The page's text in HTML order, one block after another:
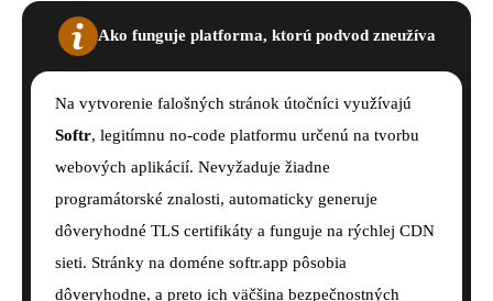
Ako funguje platforma, ktorú podvod zneužíva
Na vytvorenie falošných stránok útočníci využívajú
Softr, legitímnu no-code platformu určenú na tvorbu
webových aplikácií. Nevyžaduje žiadne
programátorské znalosti, automaticky generuje
dôveryhodné TLS certifikáty a funguje na rýchlej CDN
sieti. Stránky na doméne softr.app pôsobia
dôveryhodne, a preto ich väčšina bezpečnostných